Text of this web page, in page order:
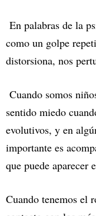
En palabras de la
como un golpe
distorsiona, nos
Cuando somos
sentido miedo
evolutivos, y en
importante es
que puede aparecer
Cuando tenemos el